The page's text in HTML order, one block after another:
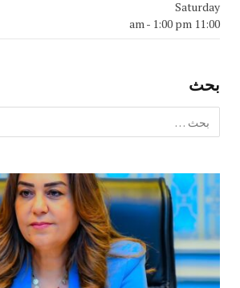
Saturday
11:00 am
- 1:00 pm
بحث